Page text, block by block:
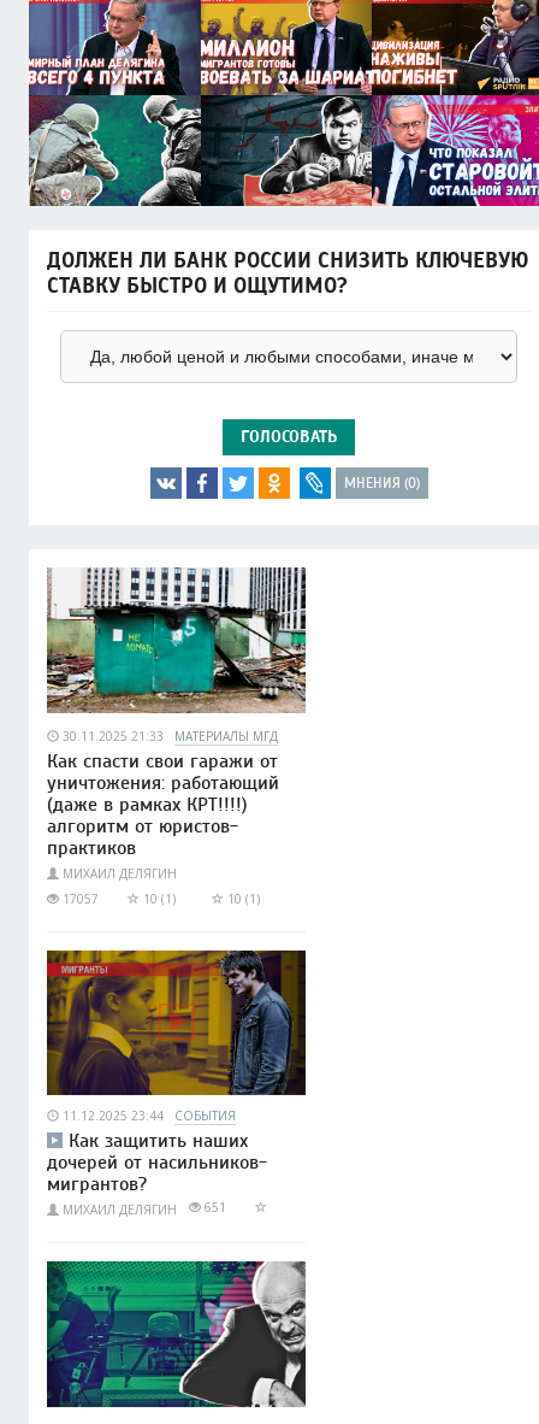
ДОЛЖЕН ЛИ БАНК РОССИИ СНИЗИТЬ КЛЮЧЕВУЮ
СТАВКУ БЫСТРО И ОЩУТИМО?
ГОЛОСОВАТЬ
МНЕНИЯ (0)
30.11.2025 21:33 МАТЕРИАЛЫ МГД
Как спасти свои гаражи от
уничтожения: работающий
(даже в рамках КРТ!!!!)
алгоритм от юристов-
практиков
МИХАИЛ ДЕЛЯГИН
17057
10 (1) 10 (1)
11.12.2025 23:44 СОБЫТИЯ
Как защитить наших
дочерей от насильников-
мигрантов?
МИХАИЛ ДЕЛЯГИН 651